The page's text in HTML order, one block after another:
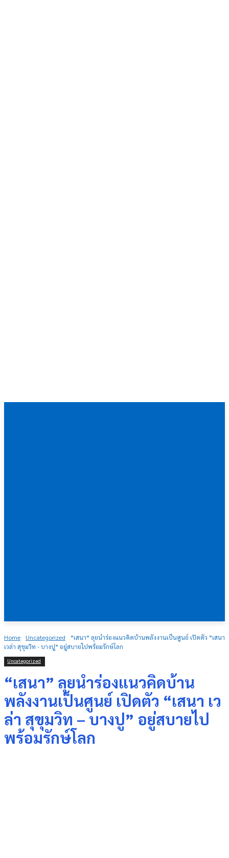
Home Uncategorized
“เสนา” ลุยนำร่องแนวคิดบ้านพลังงานเป็นศูนย์ เปิดตัว “เสนา
เวล่า สุขุมวิท - บางปู” อยู่สบายไปพร้อมรักษ์โลก
Uncategorized
“เสนา” ลุยนำร่องแนวคิดบ้าน
พลังงานเป็นศูนย์ เปิดตัว “เสนา เว
ล่า สุขุมวิท – บางปู” อยู่สบายไป
พร้อมรักษ์โลก